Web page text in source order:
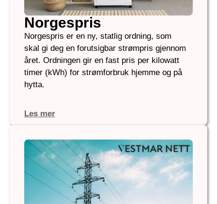
Norgespris
Norgespris er en ny, statlig ordning, som
skal gi deg en forutsigbar strømpris gjennom
året. Ordningen gir en fast pris per kilowatt
timer (kWh) for strømforbruk hjemme og på
hytta.
Les mer